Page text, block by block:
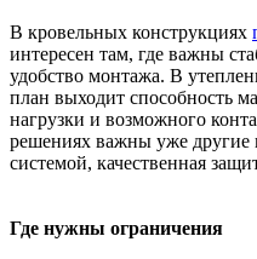
В кровельных конструкциях
интересен там, где важны
удобство монтажа. В
план выходит способность
нагрузки и возможного
решениях важны уже другие
системой, качественная
Где нужны ограничения